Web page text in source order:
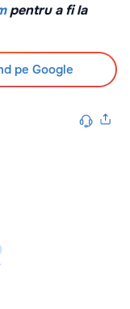
pentru a fi la
pe Google